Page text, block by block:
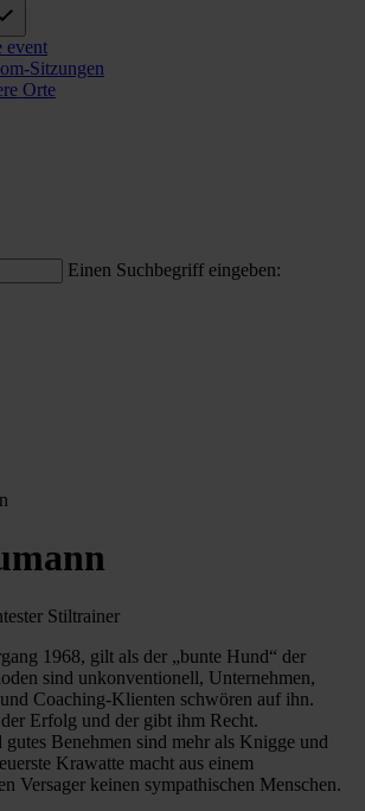
event
Sitzungen
Orte
Einen Suchbegriff eingeben:
Stiltrainer
1968, gilt als der „bunte Hund“ der
sind unkonventionell, Unternehmen,
Coaching-Klienten schwören auf ihn.
Erfolg und der gibt ihm Recht.
Benehmen sind mehr als Knigge und
Krawatte macht aus einem
Versager keinen sympathischen Menschen.